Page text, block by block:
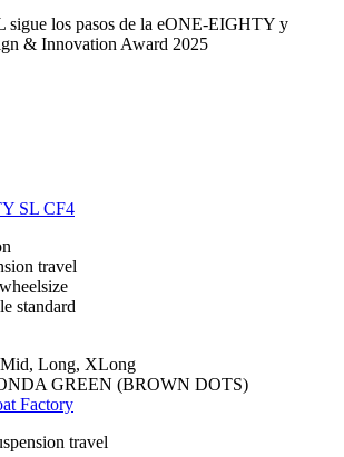
los pasos de la eONE-EIGHTY y
& Innovation Award 2025
SL CF4
travel
standard
Long, XLong
GREEN (BROWN DOTS)
Factory
travel